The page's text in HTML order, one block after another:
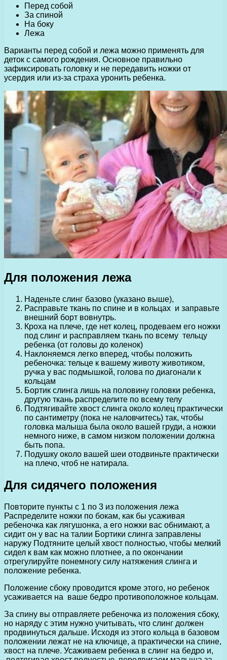
Перед собой
За спиной
На боку
Лежа
Варианты перед собой и лежа можно применять для
деток с самого рождения. Основное правильно
зафиксировать головку и не передавить ножки от
усердия или из-за страха уронить ребенка.
Для положения лежа
Наденьте слинг базово (указано выше),
Расправьте ткань по спине и в кольцах и заправьте
внешний борт вовнутрь.
Кроха на плече, где нет колец, продеваем его ножки
под слинг и расправляем ткань по всему тельцу
ребенка (от головы до коленок)
Наклоняемся легко вперед, чтобы положить
ребеночка: тельце к вашему животу животиком,
ручка у вас подмышкой, голова по диагонали к
кольцам
Бортик слинга лишь на половину головки ребенка,
другую ткань распределите по всему телу
Подтягивайте хвост слинга около колец практически
по сантиметру (пока не наловчитесь) так, чтобы
головка малыша была около вашей груди, а ножки
немного ниже, в самом низком положении должна
быть попа.
Подушку около вашей шеи отодвиньте практически
на плечо, чтоб не натирала.
Для сидячего положения
Повторите пункты с 1 по 3 из положения лежа
Распределите ножки по бокам, как бы усаживая
ребеночка как лягушонка, а его ножки вас обнимают, а
сидит он у вас на талии Бортики слинга заправлены
наружу Подтяните целый хвост полностью, чтобы мелкий
сидел к вам как можно плотнее, а по окончании
отрегулируйте понемногу силу натяжения слинга и
положение ребенка.
Положение сбоку проводится кроме этого, но ребенок
усаживается на ваше бедро противоположное кольцам.
За спину вы отправляете ребеночка из положения сбоку,
но наряду с этим нужно учитывать, что слинг должен
продвинуться дальше. Исходя из этого кольца в базовом
положении лежат не на ключице, а практически на спине,
хвост на плече. Усаживаем ребенка в слинг на бедро и,